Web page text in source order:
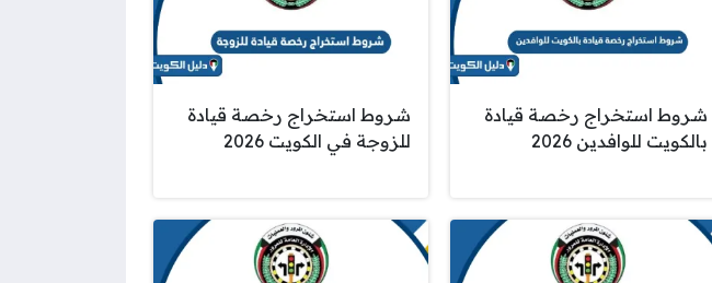
شروط استخراج رخصة قيادة
بالكويت للوافدين 2026
شروط استخراج رخصة قيادة
للزوجة في الكويت 2026